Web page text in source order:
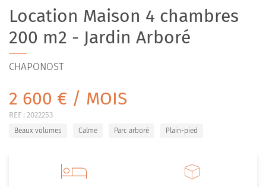
Location Maison 4 chambres
200 m2 - Jardin Arboré
CHAPONOST
2 600 € / MOIS
REF : 2022253
Beaux volumes Calme Parc arboré Plain-pied